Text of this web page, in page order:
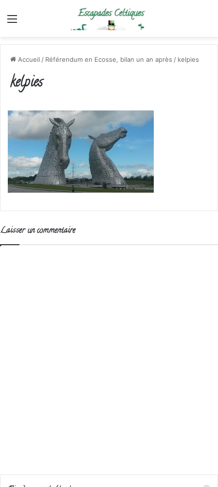
Menu
Accueil / Référendum en Ecosse, bilan un an après / kelpies
kelpies
Laisser un commentaire